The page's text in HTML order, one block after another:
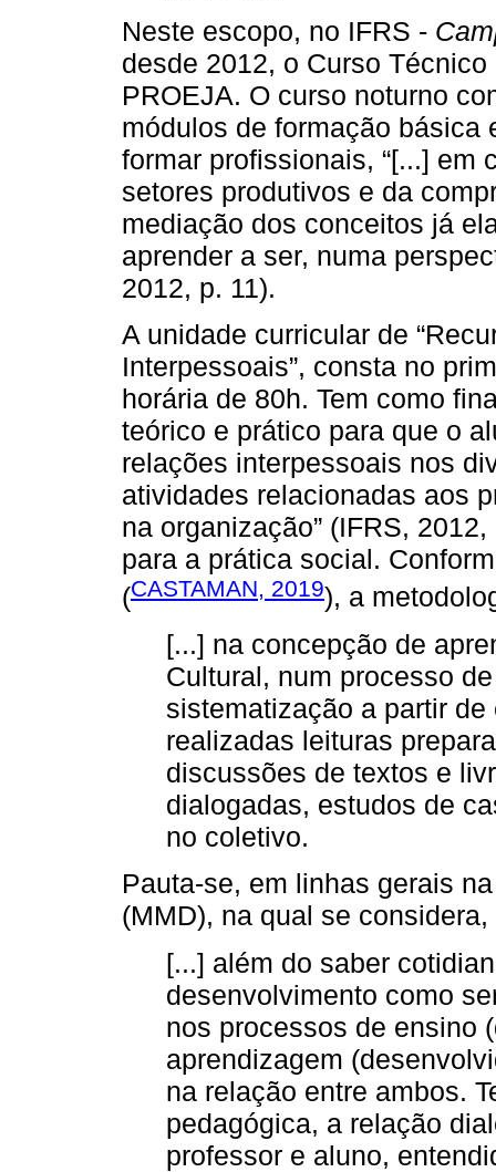
Neste escopo, no IFRS -
desde 2012, o Curso
PROEJA. O curso noturno
módulos de formação básica
formar profissionais, “[...] em
setores produtivos e da
mediação dos conceitos já
aprender a ser, numa
2012, p. 11).
A unidade curricular de
Interpessoais”, consta no
horária de 80h. Tem como
teórico e prático para que o
relações interpessoais nos
atividades relacionadas aos
na organização” (IFRS,
para a prática social.
(CASTAMAN, 2019), a
[...] na concepção de
Cultural, num processo
sistematização a partir
realizadas leituras
discussões de textos e
dialogadas, estudos de
no coletivo.
Pauta-se, em linhas gerais
(MMD), na qual se considera,
[...] além do saber
desenvolvimento como
nos processos de ensino
aprendizagem
na relação entre ambos.
pedagógica, a relação
professor e aluno,